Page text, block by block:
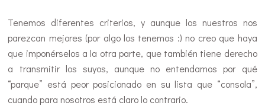
Tenemos diferentes criterios, y aunque los nuestros nos
parezcan mejores (por algo los tenemos :) no creo que haya
que imponérselos a la otra parte, que también tiene derecho
a transmitir los suyos, aunque no entendamos por qué
“parque” está peor posicionado en su lista que “consola”,
cuando para nosotros está claro lo contrario.